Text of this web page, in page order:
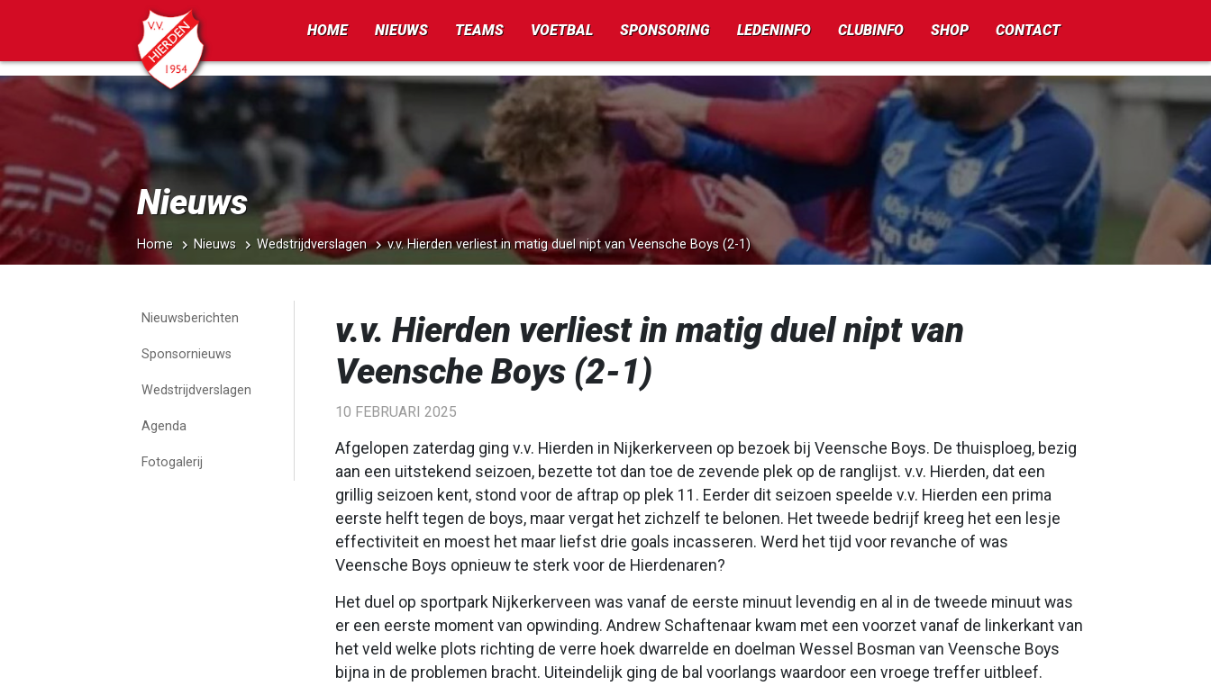
HOME
NIEUWS TEAMS VOETBAL SPONSORING LEDENINFO CLUBINFO SHOP CONTACT
Nieuws
Home Nieuws Wedstrijdverslagen v.v. Hierden verliest in matig duel nipt van Veensche Boys (2-1)
Nieuwsberichten
Sponsornieuws
Wedstrijdverslagen
Agenda
Fotogalerij
v.v. Hierden verliest in matig duel nipt van
Veensche Boys (2-1)
10 FEBRUARI 2025
Afgelopen zaterdag ging v.v. Hierden in Nijkerkerveen op bezoek bij Veensche Boys. De thuisploeg, bezig
aan een uitstekend seizoen, bezette tot dan toe de zevende plek op de ranglijst. v.v. Hierden, dat een
grillig seizoen kent, stond voor de aftrap op plek 11. Eerder dit seizoen speelde v.v. Hierden een prima
eerste helft tegen de boys, maar vergat het zichzelf te belonen. Het tweede bedrijf kreeg het een lesje
effectiviteit en moest het maar liefst drie goals incasseren. Werd het tijd voor revanche of was
Veensche Boys opnieuw te sterk voor de Hierdenaren?
Het duel op sportpark Nijkerkerveen was vanaf de eerste minuut levendig en al in de tweede minuut was
er een eerste moment van opwinding. Andrew Schaftenaar kwam met een voorzet vanaf de linkerkant van
het veld welke plots richting de verre hoek dwarrelde en doelman Wessel Bosman van Veensche Boys
bijna in de problemen bracht. Uiteindelijk ging de bal voorlangs waardoor een vroege treffer uitbleef.